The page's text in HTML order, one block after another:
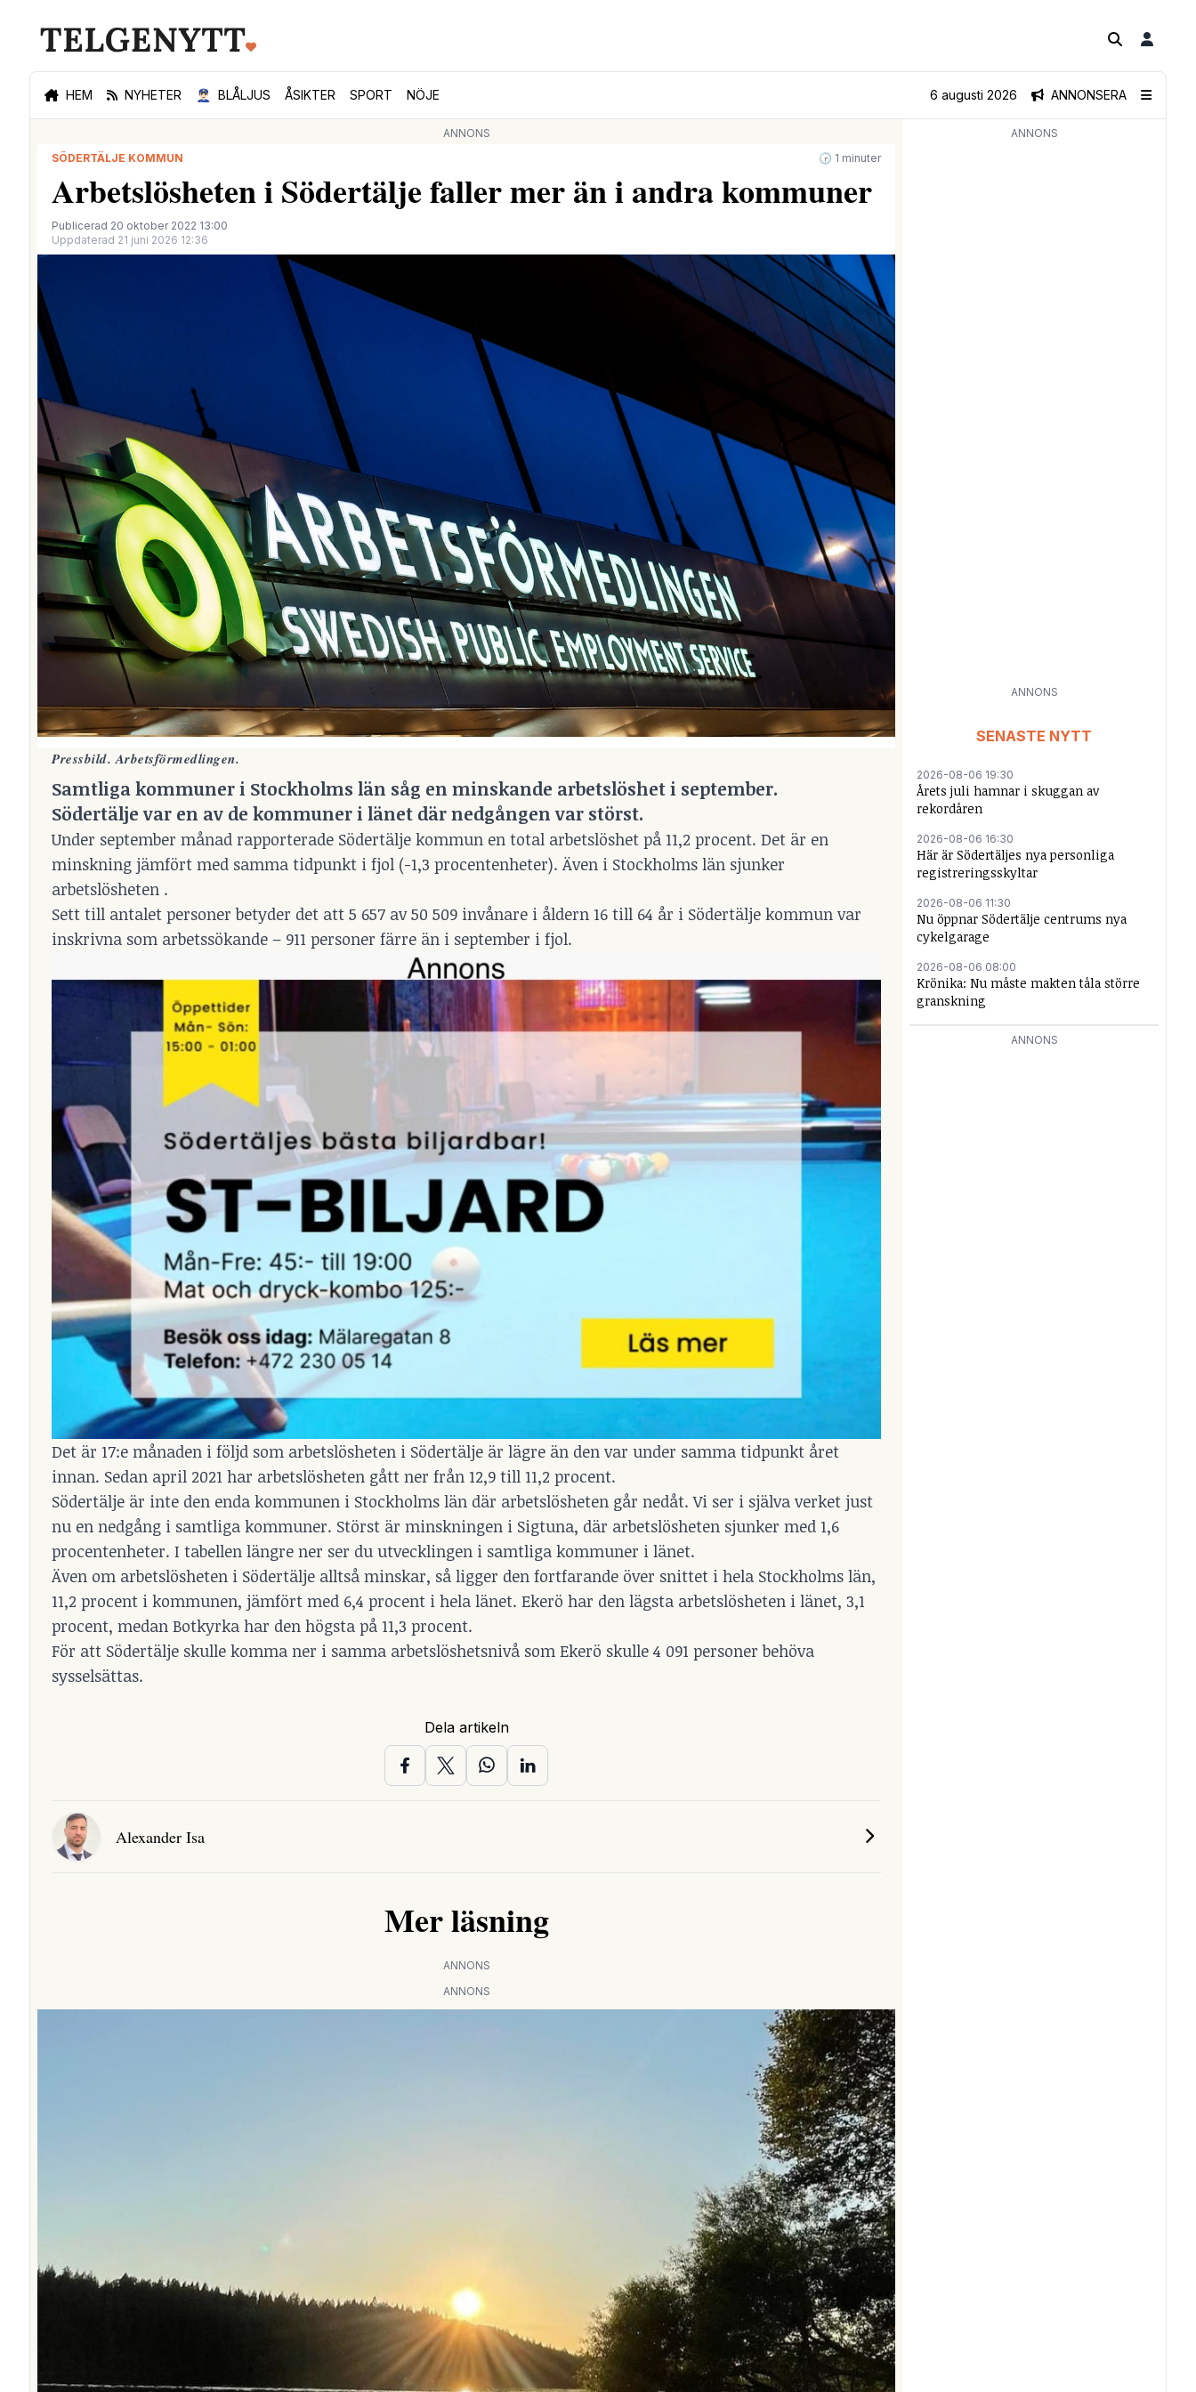
HEM NYHETER 👮🏻‍♂️ BLÅLJUS ÅSIKTER SPORT NÖJE ANNONSERA
6 augusti 2026
ANNONS
SÖDERTÄLJE KOMMUN
🕝 1 minuter
Arbetslösheten i Södertälje faller mer än i andra kommuner
Publicerad 20 oktober 2022 13:00
Uppdaterad 21 juni 2026 12:36
Pressbild. Arbetsförmedlingen.
Samtliga kommuner i Stockholms län såg en minskande arbetslöshet i september.
Södertälje var en av de kommuner i länet där nedgången var störst.
Under september månad rapporterade Södertälje kommun en total arbetslöshet på 11,2 procent. Det är en
minskning jämfört med samma tidpunkt i fjol (-1,3 procentenheter). Även i Stockholms län sjunker
arbetslösheten .
Sett till antalet personer betyder det att 5 657 av 50 509 invånare i åldern 16 till 64 år i Södertälje kommun var
inskrivna som arbetssökande – 911 personer färre än i september i fjol.
Det är 17:e månaden i följd som arbetslösheten i Södertälje är lägre än den var under samma tidpunkt året
innan. Sedan april 2021 har arbetslösheten gått ner från 12,9 till 11,2 procent.
Södertälje är inte den enda kommunen i Stockholms län där arbetslösheten går nedåt. Vi ser i själva verket just
nu en nedgång i samtliga kommuner. Störst är minskningen i Sigtuna, där arbetslösheten sjunker med 1,6
procentenheter. I tabellen längre ner ser du utvecklingen i samtliga kommuner i länet.
Även om arbetslösheten i Södertälje alltså minskar, så ligger den fortfarande över snittet i hela Stockholms län,
11,2 procent i kommunen, jämfört med 6,4 procent i hela länet. Ekerö har den lägsta arbetslösheten i länet, 3,1
procent, medan Botkyrka har den högsta på 11,3 procent.
För att Södertälje skulle komma ner i samma arbetslöshetsnivå som Ekerö skulle 4 091 personer behöva
sysselsättas.
Dela artikeln
Alexander Isa
Mer läsning
ANNONS
ANNONS
ANNONS
ANNONS
SENASTE NYTT
2026-08-06 19:30
Årets juli hamnar i skuggan av
rekordåren
2026-08-06 16:30
Här är Södertäljes nya personliga
registreringsskyltar
2026-08-06 11:30
Nu öppnar Södertälje centrums nya
cykelgarage
2026-08-06 08:00
Krönika: Nu måste makten tåla större
granskning
ANNONS